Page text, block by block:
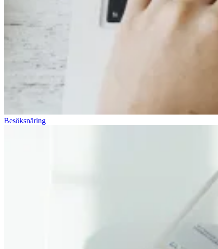
Besöksnäring